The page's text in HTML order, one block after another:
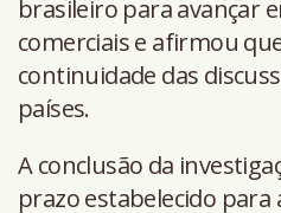
brasileiro para avançar
comerciais e afirmou
continuidade das
países.
A conclusão da
prazo estabelecido para